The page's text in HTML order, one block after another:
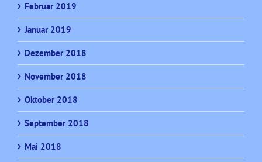
Februar 2019
Januar 2019
Dezember 2018
November 2018
Oktober 2018
September 2018
Mai 2018